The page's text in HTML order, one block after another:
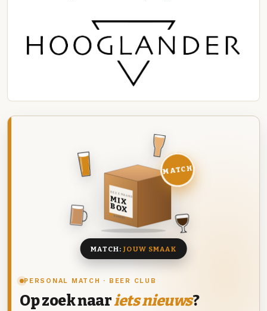
PERSONAL MATCH · BEER CLUB
Op zoek naariets nieuws?
DEZE MAAND
MIX
BOX
8 BIEREN
MATCH
MATCH:JOUW SMAAK